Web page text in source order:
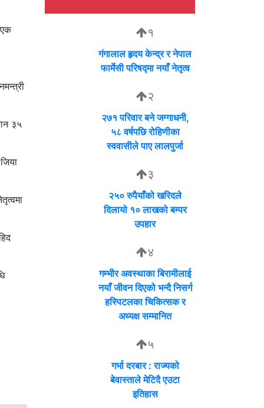
३५
१
गंगालाल हृदय केन्द्र र नेपाल
फार्मेसी परिषद्मा नयाँ नेतृत्व
२
२७१ परिवार बने जग्गाधनी,
५८ वर्षपछि रोहिणीका
स्ववासीले पाए लालपुर्जा
३
२५० रुपैयाँको खरिदले
दिलायो १० लाखको बम्पर
उपहार
४
गम्भीर अवस्थाका बिरामीलाई
नयाँ जीवन दिएको भन्दै निसर्ग
हस्पिटलका चिकित्सक र
अध्यक्ष सम्मानित
५
गर्भा दरबार : राज्यको
बेवास्ताले मेटिदै एउटा
इतिहास